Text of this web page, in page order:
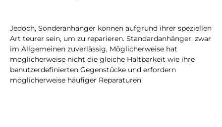
Jedoch, Sonderanhänger können aufgrund ihrer speziellen
Art teurer sein, um zu reparieren. Standardanhänger, zwar
im Allgemeinen zuverlässig, Möglicherweise hat
möglicherweise nicht die gleiche Haltbarkeit wie ihre
benutzerdefinierten Gegenstücke und erfordern
möglicherweise häufiger Reparaturen.